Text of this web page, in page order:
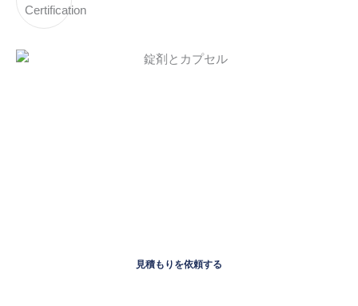
見積もりを依頼する